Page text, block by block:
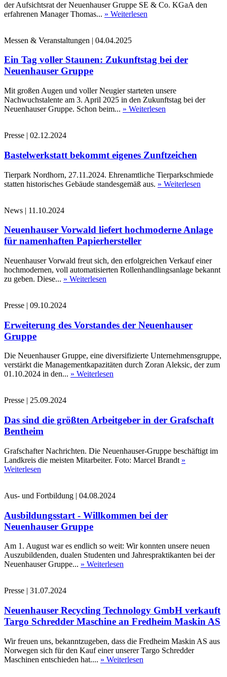
der Aufsichtsrat der Neuenhauser Gruppe SE & Co. KGaA den
erfahrenen Manager Thomas... » Weiterlesen
Messen & Veranstaltungen | 04.04.2025
Ein Tag voller Staunen: Zukunftstag bei der
Neuenhauser Gruppe
Mit großen Augen und voller Neugier starteten unsere
Nachwuchstalente am 3. April 2025 in den Zukunftstag bei der
Neuenhauser Gruppe. Schon beim... » Weiterlesen
Presse | 02.12.2024
Bastelwerkstatt bekommt eigenes Zunftzeichen
Tierpark Nordhorn, 27.11.2024. Ehrenamtliche Tierparkschmiede
statten historisches Gebäude standesgemäß aus. » Weiterlesen
News | 11.10.2024
Neuenhauser Vorwald liefert hochmoderne Anlage
für namenhaften Papierhersteller
Neuenhauser Vorwald freut sich, den erfolgreichen Verkauf einer
hochmodernen, voll automatisierten Rollenhandlingsanlage bekannt
zu geben. Diese... » Weiterlesen
Presse | 09.10.2024
Erweiterung des Vorstandes der Neuenhauser
Gruppe
Die Neuenhauser Gruppe, eine diversifizierte Unternehmensgruppe,
verstärkt die Managementkapazitäten durch Zoran Aleksic, der zum
01.10.2024 in den... » Weiterlesen
Presse | 25.09.2024
Das sind die größten Arbeitgeber in der Grafschaft
Bentheim
Grafschafter Nachrichten. Die Neuenhauser-Gruppe beschäftigt im
Landkreis die meisten Mitarbeiter. Foto: Marcel Brandt »
Weiterlesen
Aus- und Fortbildung | 04.08.2024
Ausbildungsstart - Willkommen bei der
Neuenhauser Gruppe
Am 1. August war es endlich so weit: Wir konnten unsere neuen
Auszubildenden, dualen Studenten und Jahrespraktikanten bei der
Neuenhauser Gruppe... » Weiterlesen
Presse | 31.07.2024
Neuenhauser Recycling Technology GmbH verkauft
Targo Schredder Maschine an Fredheim Maskin AS
Wir freuen uns, bekanntzugeben, dass die Fredheim Maskin AS aus
Norwegen sich für den Kauf einer unserer Targo Schredder
Maschinen entschieden hat.... » Weiterlesen